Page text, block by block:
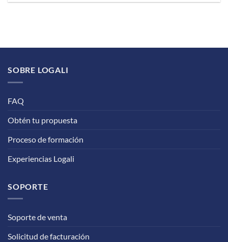
SOBRE LOGALI
FAQ
Obtén tu propuesta
Proceso de formación
Experiencias Logali
SOPORTE
Soporte de venta
Solicitud de facturación